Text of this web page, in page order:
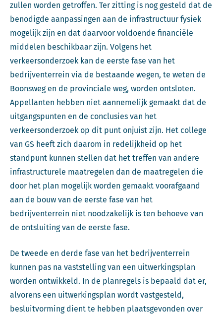
zullen worden getroffen. Ter zitting is nog gesteld dat de
benodigde aanpassingen aan de infrastructuur fysiek
mogelijk zijn en dat daarvoor voldoende financiële
middelen beschikbaar zijn. Volgens het
verkeersonderzoek kan de eerste fase van het
bedrijventerrein via de bestaande wegen, te weten de
Boonsweg en de provinciale weg, worden ontsloten.
Appellanten hebben niet aannemelijk gemaakt dat de
uitgangspunten en de conclusies van het
verkeersonderzoek op dit punt onjuist zijn. Het college
van GS heeft zich daarom in redelijkheid op het
standpunt kunnen stellen dat het treffen van andere
infrastructurele maatregelen dan de maatregelen die
door het plan mogelijk worden gemaakt voorafgaand
aan de bouw van de eerste fase van het
bedrijventerrein niet noodzakelijk is ten behoeve van
de ontsluiting van de eerste fase.
De tweede en derde fase van het bedrijventerrein
kunnen pas na vaststelling van een uitwerkingsplan
worden ontwikkeld. In de planregels is bepaald dat er,
alvorens een uitwerkingsplan wordt vastgesteld,
besluitvorming dient te hebben plaatsgevonden over